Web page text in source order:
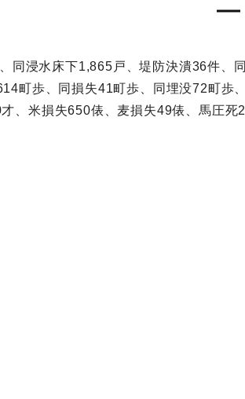
同浸水床下1,865戸、堤防決潰36件、同
町歩、同損失41町歩、同埋没72町歩、
、米損失650俵、麦損失49俵、馬圧死2